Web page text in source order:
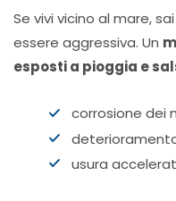
Se vivi vicino al mare,
essere aggressiva. Un
esposti a pioggia e
corrosione dei
usura